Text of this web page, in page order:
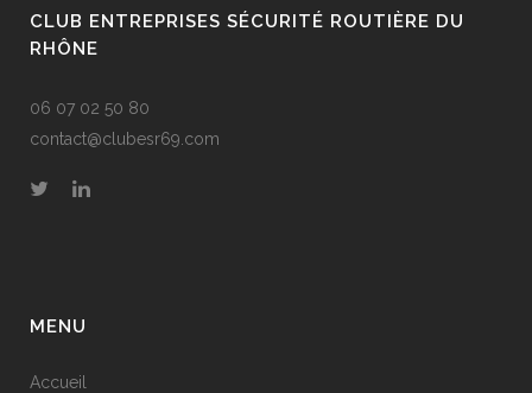
CLUB ENTREPRISES SÉCURITÉ ROUTIÈRE DU
RHÔNE
06 07 02 50 80
contact@clubesr69.com
MENU
Accueil